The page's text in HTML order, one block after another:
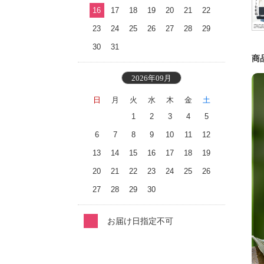
商
16 17 18 19 20 21 22
23 24 25 26 27 28 29
30 31
2026年09月
日 月 火 水 木 金
土
1
2 3 4 5
6 7 8 9 10 11 12
13 14 15 16 17 18 19
20 21 22 23 24 25 26
27 28 29 30
お届け日指定不可